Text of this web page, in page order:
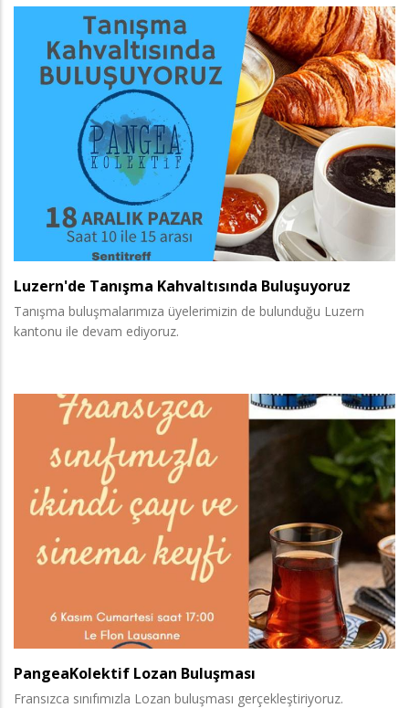
Luzern'de Tanışma Kahvaltısında Buluşuyoruz
Tanışma buluşmalarımıza üyelerimizin de bulunduğu Luzern
kantonu ile devam ediyoruz.
PangeaKolektif Lozan Buluşması
Fransızca sınıfımızla Lozan buluşması gerçekleştiriyoruz.